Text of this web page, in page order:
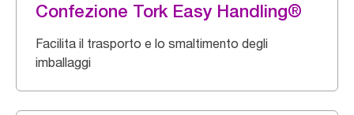
Confezione Tork Easy Handling®
Facilita il trasporto e lo smaltimento degli
imballaggi